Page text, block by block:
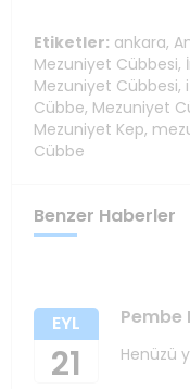
Etiketler: ankara,
Mezuniyet Cübbesi,
Mezuniyet Cübbesi,
Cübbe, Mezuniyet
Mezuniyet Kep,
Cübbe
Benzer Haberler
EYL
21
Pembe
Henüzü